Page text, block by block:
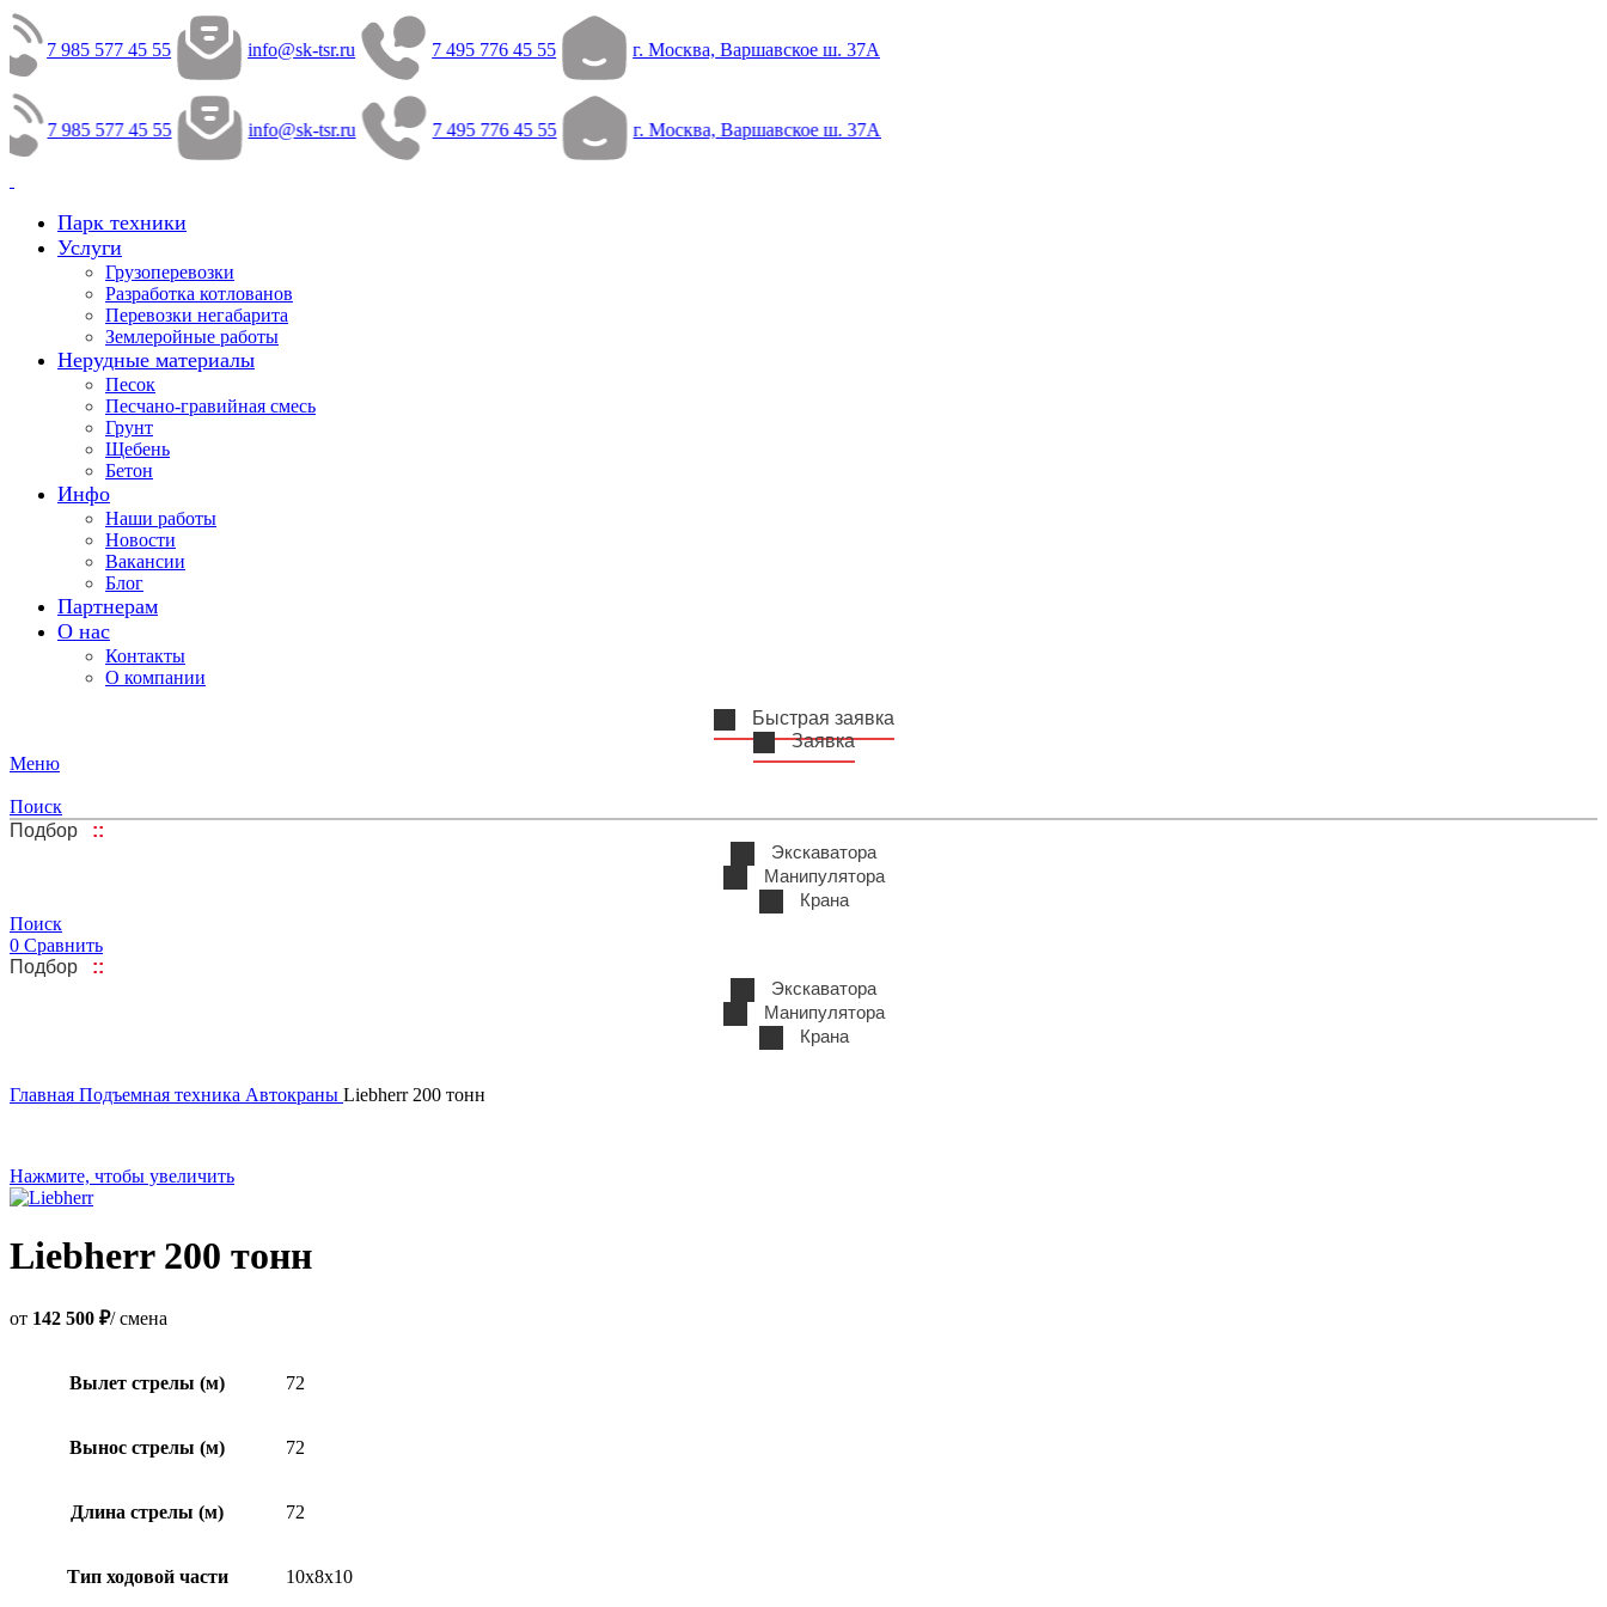
7 985 577 45 55 info@sk-tsr.ru 7 495 776 45 55 г. Москва, Варшавское ш. 37А
7 985 577 45 55 info@sk-tsr.ru 7 495 776 45 55 г. Москва, Варшавское ш. 37А
Парк техники
Услуги
Грузоперевозки
Разработка котлованов
Перевозки негабарита
Землеройные работы
Нерудные материалы
Песок
Песчано-гравийная смесь
Грунт
Щебень
Бетон
Инфо
Наши работы
Новости
Вакансии
Блог
Партнерам
О нас
Контакты
О компании
Быстрая заявка
Заявка
Меню
Поиск
Подбор
::
Экскаватора
Манипулятора
Крана
Поиск
0 Сравнить
Подбор
::
Экскаватора
Манипулятора
Крана
Главная Подъемная техника Автокраны Liebherr 200 тонн
Нажмите, чтобы увеличить
Liebherr 200 тонн
от 142 500 ₽/ смена
Вылет стрелы (м) 72
Вынос стрелы (м) 72
Длина стрелы (м) 72
Тип ходовой части 10x8x10